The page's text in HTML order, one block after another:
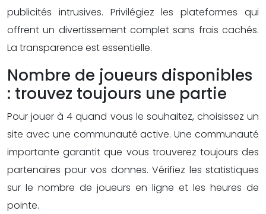
publicités intrusives. Privilégiez les plateformes qui
offrent un divertissement complet sans frais cachés.
La transparence est essentielle.
Nombre de joueurs disponibles
: trouvez toujours une partie
Pour jouer à 4 quand vous le souhaitez, choisissez un
site avec une communauté active. Une communauté
importante garantit que vous trouverez toujours des
partenaires pour vos donnes. Vérifiez les statistiques
sur le nombre de joueurs en ligne et les heures de
pointe.